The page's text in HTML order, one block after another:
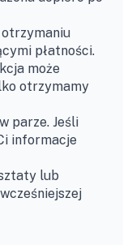
otrzymaniu
płatności.
może
otrzymamy
parze. Jeśli
informacje
lub